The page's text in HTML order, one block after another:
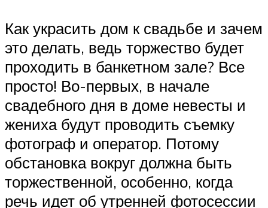
Как украсить дом к свадьбе и зачем
это делать, ведь торжество будет
проходить в банкетном зале? Все
просто! Во-первых, в начале
свадебного дня в доме невесты и
жениха будут проводить съемку
фотограф и оператор. Потому
обстановка вокруг должна быть
торжественной, особенно, когда
речь идет об утренней фотосессии